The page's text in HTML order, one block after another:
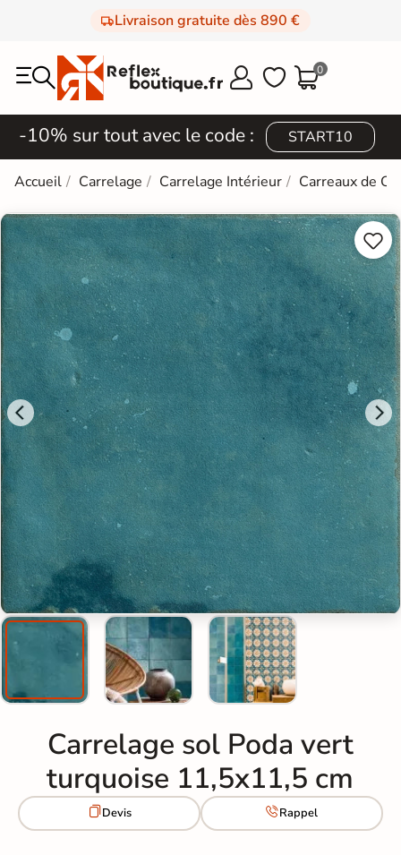
Livraison gratuite dès 890 €
  0
-10% sur tout avec le code : START10
Accueil Carrelage Carrelage Intérieur Carreaux de


Carrelage sol Poda vert
turquoise 11,5x11,5 cm
Devis Rappel